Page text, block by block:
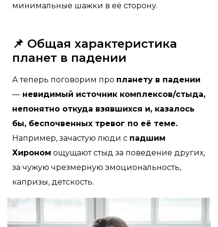
минимальные шажки в её сторону.
📌 Общая характеристика
планет в падении
А теперь поговорим про планету в падении
— невидимый источник комплексов/стыда,
непонятно откуда взявшихся и, казалось
бы, беспочвенных тревог по её теме.
Например, зачастую люди с падшим
Хироном ощущают стыд за поведение других,
за чужую чрезмерную эмоциональность,
капризы, детскость.